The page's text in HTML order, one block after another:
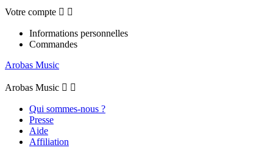
Votre compte  
Informations personnelles
Commandes
Arobas Music
Arobas Music  
Qui sommes-nous ?
Presse
Aide
Affiliation